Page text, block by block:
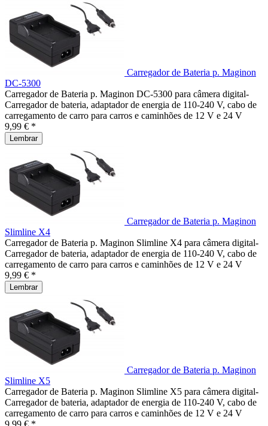
Carregador de Bateria p. Maginon
DC-5300
Carregador de Bateria p. Maginon DC-5300 para câmera digital-
Carregador de bateria, adaptador de energia de 110-240 V, cabo de
carregamento de carro para carros e caminhões de 12 V e 24 V
9,99 € *
Lembrar
Carregador de Bateria p. Maginon
Slimline X4
Carregador de Bateria p. Maginon Slimline X4 para câmera digital-
Carregador de bateria, adaptador de energia de 110-240 V, cabo de
carregamento de carro para carros e caminhões de 12 V e 24 V
9,99 € *
Lembrar
Carregador de Bateria p. Maginon
Slimline X5
Carregador de Bateria p. Maginon Slimline X5 para câmera digital-
Carregador de bateria, adaptador de energia de 110-240 V, cabo de
carregamento de carro para carros e caminhões de 12 V e 24 V
9,99 € *